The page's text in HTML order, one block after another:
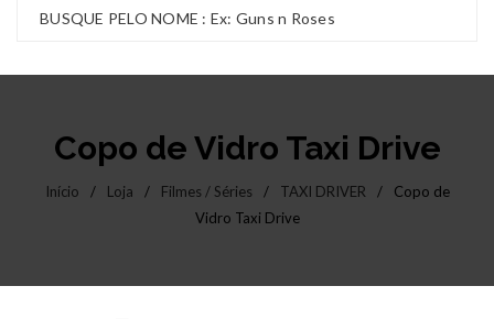
Copo de Vidro Taxi Drive
Início / Loja / Filmes / Séries / TAXI DRIVER /
Copo de
Vidro Taxi Drive